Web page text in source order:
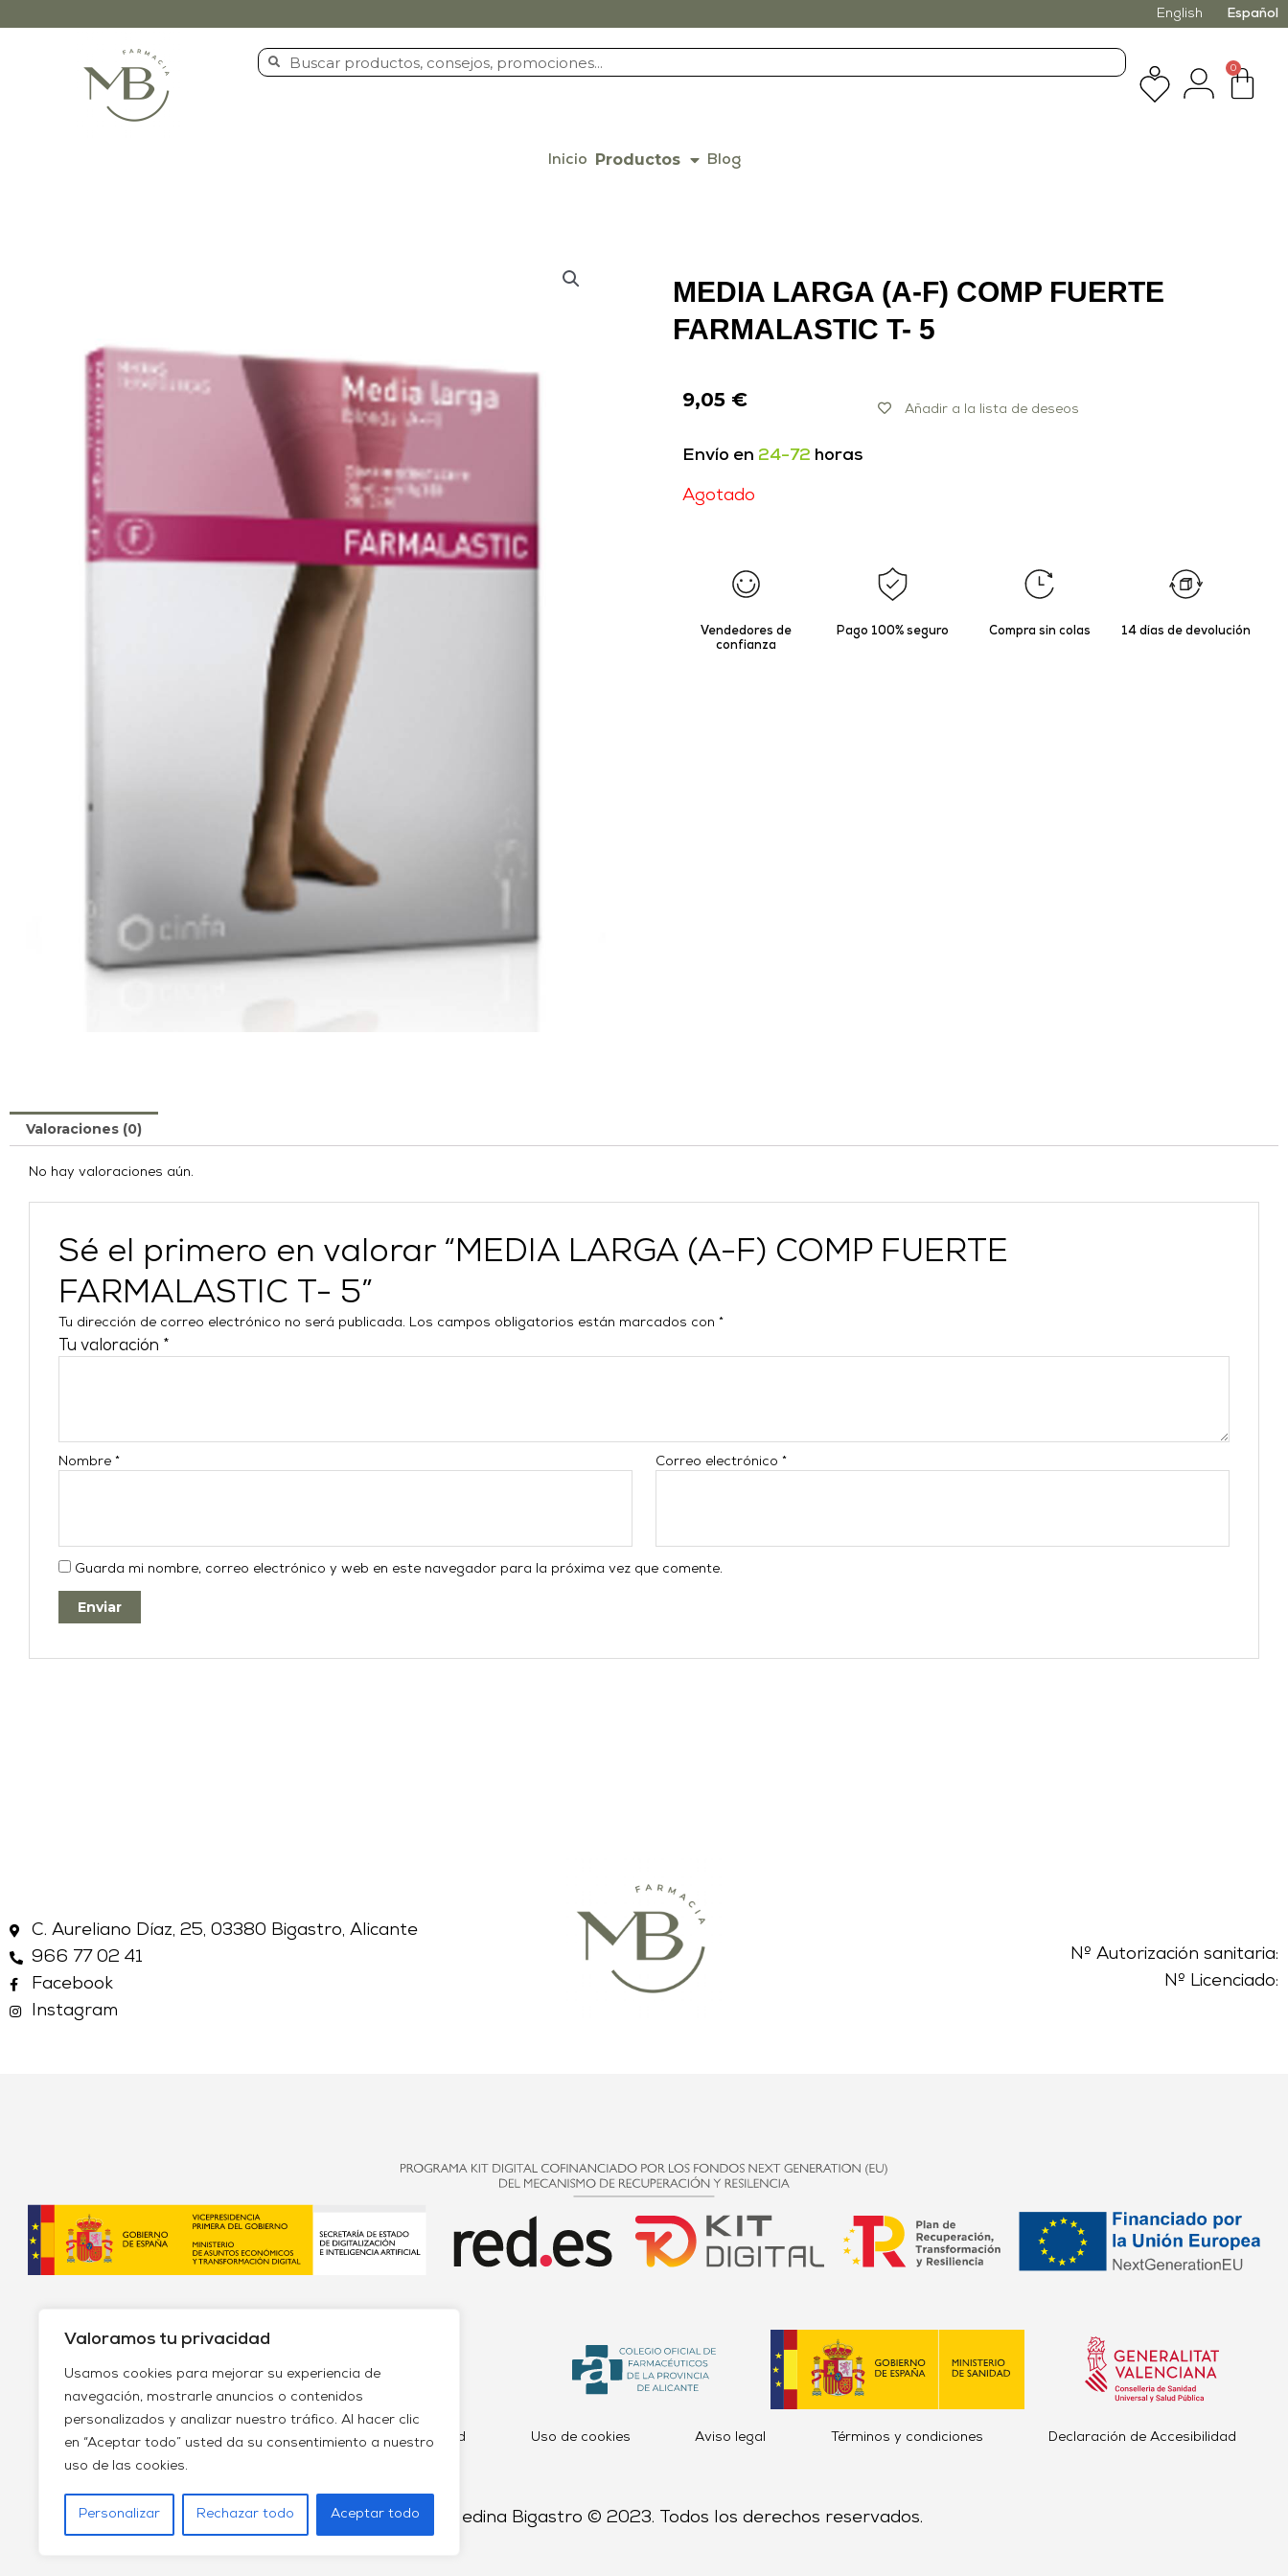
Valoramos tu privacidad
Usamos cookies para mejorar su experiencia de
navegación, mostrarle anuncios o contenidos
personalizados y analizar nuestro tráfico. Al hacer clic
en “Aceptar todo” usted da su consentimiento a nuestro
uso de las cookies.
Personalizar Rechazar todo Aceptar todo
English Español
0
Inicio Productos Blog
MEDIA LARGA (A-F) COMP FUERTE
FARMALASTIC T- 5
9,05 € Añadir a la lista de deseos
Envío en 24-72 horas
Agotado
Vendedores de
confianza
Pago 100% seguro Compra sin colas 14 días de devolución
Valoraciones (0)
No hay valoraciones aún.
Sé el primero en valorar “MEDIA LARGA (A-F) COMP FUERTE
FARMALASTIC T- 5”
Tu dirección de correo electrónico no será publicada. Los campos obligatorios están marcados con*
Tu valoración *
Nombre* Correo electrónico*
Guarda mi nombre, correo electrónico y web en este navegador para la próxima vez que comente.
C. Aureliano Díaz, 25, 03380 Bigastro, Alicante
966 77 02 41
Facebook
Instagram
Nº Autorización sanitaria:
Nº Licenciado:
Política de envío y devoluciones Política de privacidad Uso de cookies Aviso legal Términos y condiciones Declaración de Accesibilidad
Farmacia Medina Bigastro © 2023. Todos los derechos reservados.